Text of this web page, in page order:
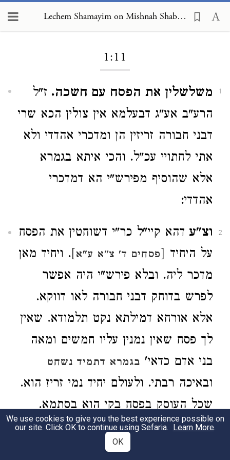
Lechem Shamayim on Mishnah Shabbat 1:11
1:11
1 משלשלין את הפסח עם חשכה. ז"ל
הרע"ב אע"ג דבעלמא אין צולין הכא שרי
דבני חבורה זריזין הן ומדכרי אהדדי ולא
אתי לחתויי עכ"ל. והכי איתא בגמרא
אלא שהוסיף מפירש"י הא דמדכרי
אהדדי:
2 וצ"ע דהא קיי"ל כר"י דשוחטין את הפסח
על היחיד [פסחים ד' צ"א ע"א]. ויחיד מאן
מדכר ליה. ובלא פירש"י היה אפשר
לפרש בדוחק דבני חבורה לאו דווקא.
אלא אורחא דמילתא נקט תלמודא. שאין
לך פסח שאין נמנין עליו חמשים ומאה
בני אדם כדאי' בגמרא דתמיד נשחט
ובאיכה רבתי. ולעולם יחיד נמי זריז הוא.
שכל העוסק בפסח בקי הוא בסתמא.
וכמו כהנים זריזין שאין פירושו דווקא
כשהן רבים בחבורה שמזכירין זא"ז. אלא
We use cookies to give you the best experience possible on
our site. Click OK to continue using Sefaria. Learn More.
OK